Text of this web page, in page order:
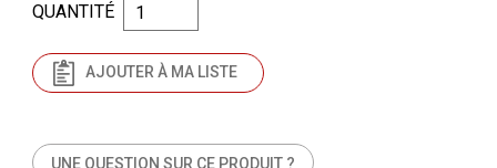
UNE QUESTION SUR CE PRODUIT ?
QUANTITÉ
AJOUTER À MA LISTE